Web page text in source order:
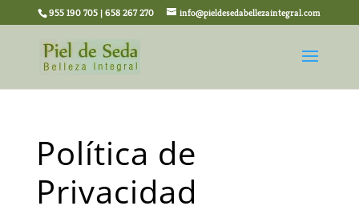
955 190 705 | 658 267 270 info@pieldesedabellezaintegral.com
Política de
Privacidad